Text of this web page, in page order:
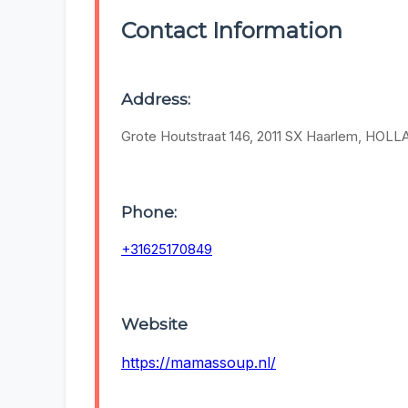
Contact Information
Address:
Grote Houtstraat 146, 2011 SX Haarlem,
Phone:
+31625170849
Website
https://mamassoup.nl/